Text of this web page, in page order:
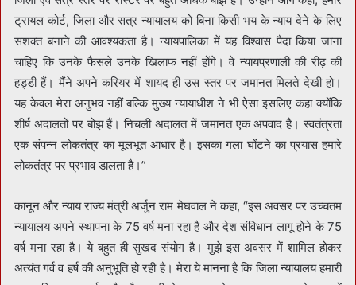
ट्रायल कोर्ट, जिला और सत्र न्यायालय को बिना किसी भय के न्याय देने के लिए
सशक्त बनाने की आवश्यकता है। न्यायपालिका में यह विश्वास पैदा किया जाना
चाहिए कि उनके फैसले उनके खिलाफ नहीं होंगे। वे न्यायप्रणाली की रीढ़ की
हड्डी हैं। मैंने अपने करियर में शायद ही उस स्तर पर जमानत मिलते देखी हो।
यह केवल मेरा अनुभव नहीं बल्कि मुख्य न्यायाधीश ने भी ऐसा इसलिए कहा क्योंकि
शीर्ष अदालतों पर बोझ हैं। निचली अदालत में जमानत एक अपवाद है। स्वतंत्रता
एक संपन्न लोकतंत्र का मूलभूत आधार है। इसका गला घोंटने का प्रयास हमारे
लोकतंत्र पर प्रभाव डालता है।”
कानून और न्याय राज्य मंत्री अर्जुन राम मेघवाल ने कहा, “इस अवसर पर उच्चतम
न्यायालय अपने स्थापना के 75 वर्ष मना रहा है और देश संविधान लागू होने के 75
वर्ष मना रहा है। ये बहुत ही सुखद संयोग है। मुझे इस अवसर में शामिल होकर
अत्यंत गर्व व हर्ष की अनुभूति हो रही है। मेरा ये मानना है कि जिला न्यायालय हमारी